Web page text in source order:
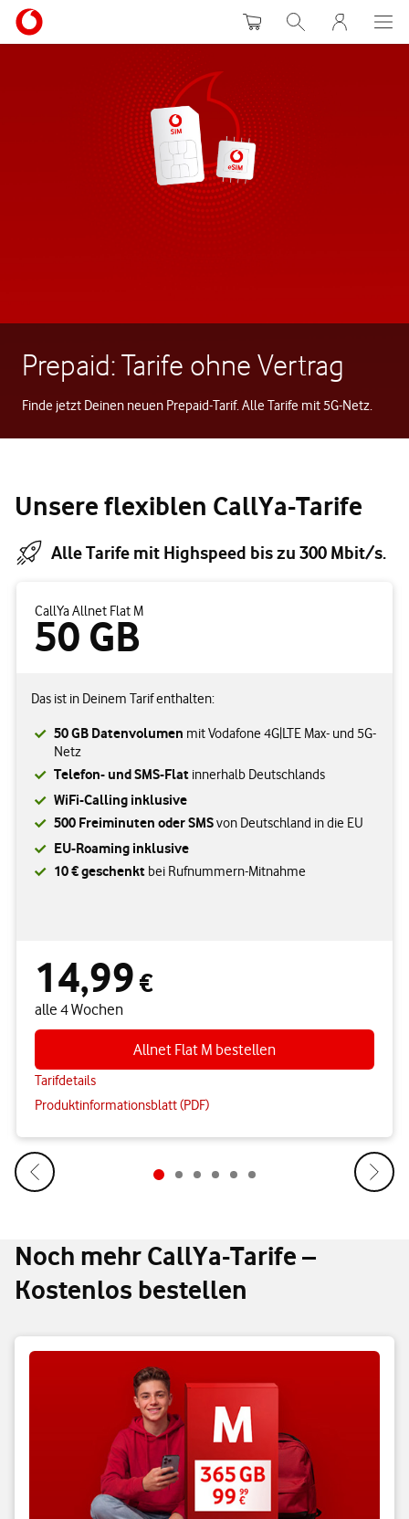
WarenkorbSuche MeinVodafone
Prepaid: Tarife ohne Vertrag
Finde jetzt Deinen neuen Prepaid-Tarif. Alle Tarife mit 5G-Netz.
Unsere flexiblen CallYa-Tarife
Alle Tarife mit Highspeed bis zu 300 Mbit/s.
CallYa Allnet Flat M
50 GB
Das ist in Deinem Tarif enthalten:
50 GB Datenvolumen mit Vodafone 4G|LTE Max- und 5G-
Netz
Telefon- und SMS-Flat innerhalb Deutschlands
WiFi-Calling inklusive
500 Freiminuten oder SMSvon Deutschland in die EU
EU-Roaming inklusive
10 € geschenkt bei Rufnummern-Mitnahme
14,99 € alle 4 Wochen
14,99 €
alle 4 Wochen
Allnet Flat M bestellen
Tarifdetails
Produktinformationsblatt (PDF)
Noch mehr CallYa-Tarife –
Kostenlos bestellen